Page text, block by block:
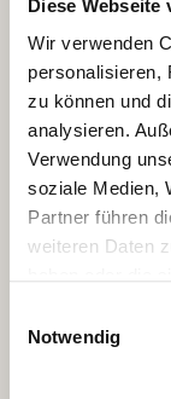
Diese
Wir verwenden
personalisieren,
zu können und
analysieren.
Verwendung
soziale Medien,
Partner führen
weiteren Daten
Notwendig